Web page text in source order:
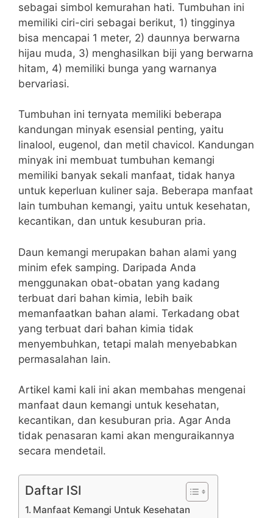
sebagai simbol kemurahan hati. Tumbuhan ini
memiliki ciri-ciri sebagai berikut, 1) tingginya
bisa mencapai 1 meter, 2) daunnya berwarna
hijau muda, 3) menghasilkan biji yang berwarna
hitam, 4) memiliki bunga yang warnanya
bervariasi.
Tumbuhan ini ternyata memiliki beberapa
kandungan minyak esensial penting, yaitu
linalool, eugenol, dan metil chavicol. Kandungan
minyak ini membuat tumbuhan kemangi
memiliki banyak sekali manfaat, tidak hanya
untuk keperluan kuliner saja. Beberapa manfaat
lain tumbuhan kemangi, yaitu untuk kesehatan,
kecantikan, dan untuk kesuburan pria.
Daun kemangi merupakan bahan alami yang
minim efek samping. Daripada Anda
menggunakan obat-obatan yang kadang
terbuat dari bahan kimia, lebih baik
memanfaatkan bahan alami. Terkadang obat
yang terbuat dari bahan kimia tidak
menyembuhkan, tetapi malah menyebabkan
permasalahan lain.
Artikel kami kali ini akan membahas mengenai
manfaat daun kemangi untuk kesehatan,
kecantikan, dan kesuburan pria. Agar Anda
tidak penasaran kami akan menguraikannya
secara mendetail.
Daftar ISI
Manfaat Kemangi Untuk Kesehatan